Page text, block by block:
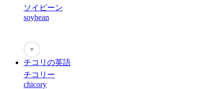
ソイビーン
soybean
♥
チコリの英語
チコリー
chicory